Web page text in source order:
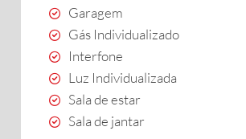
Garagem
Gás Individualizado
Interfone
Luz Individualizada
Sala de estar
Sala de jantar